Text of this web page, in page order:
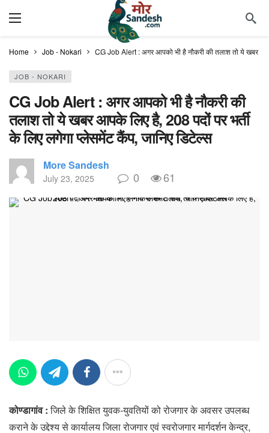
Home Job - Nokari CG Job Alert : अगर आपको भी है नौकरी की तलाश तो ये खबर
JOB - NOKARI
CG Job Alert : अगर आपको भी है नौकरी की
तलाश तो ये खबर आपके लिए है, 208 पदों पर भर्ती
के लिए लगेगा प्लेसमेंट कैंप, जानिए डिटेल्स
More Sandesh
July 23, 2025 0 61
कोण्डागांव :जिले के शिक्षित युवक-युवतियों को रोजगार के अवसर उपलब्ध
कराने के उद्देश्य से कार्यालय जिला रोजगार एवं स्वरोजगार मार्गदर्शन केन्द्र,